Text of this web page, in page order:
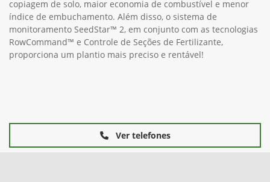
copiagem de solo, maior economia de combustível e menor
índice de embuchamento. Além disso, o sistema de
monitoramento SeedStar™ 2, em conjunto com as tecnologias
RowCommand™ e Controle de Seções de Fertilizante,
proporciona um plantio mais preciso e rentável!
Ver telefones